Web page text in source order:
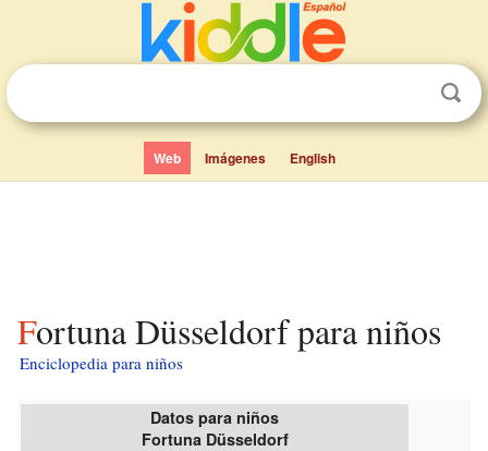
Web Imágenes English
Fortuna Düsseldorf para niños
Enciclopedia para niños
Datos para niños
Fortuna Düsseldorf